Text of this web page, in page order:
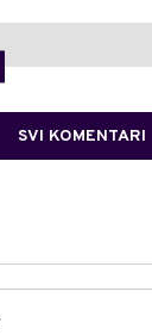
SVI KOMENTARI